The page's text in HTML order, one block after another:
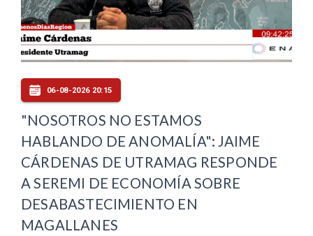
06-08-2026 20:15
"NOSOTROS NO ESTAMOS
HABLANDO DE ANOMALÍA": JAIME
CÁRDENAS DE UTRAMAG RESPONDE
A SEREMI DE ECONOMÍA SOBRE
DESABASTECIMIENTO EN
MAGALLANES